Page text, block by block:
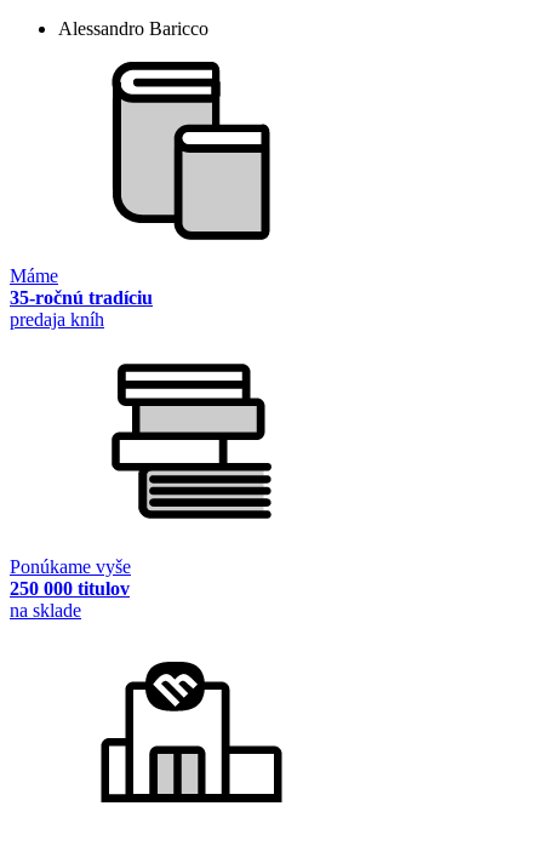
Alessandro Baricco
Máme
35-ročnú tradíciu
predaja kníh
Ponúkame vyše
250 000 titulov
na sklade